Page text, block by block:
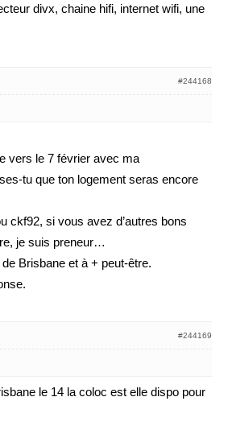
divx, chaine hifi, internet wifi, une
#244168
vers le 7 février avec ma
tu que ton logement seras encore
ckf92, si vous avez d’autres bons
je suis preneur…
Brisbane et à + peut-être.
#244169
le 14 la coloc est elle dispo pour